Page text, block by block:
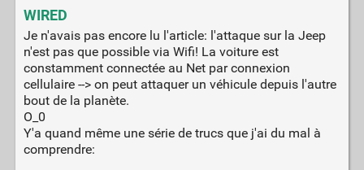
WIRED
Je n'avais pas encore lu l'article: l'attaque sur la Jeep
n'est pas que possible via Wifi! La voiture est
constamment connectée au Net par connexion
cellulaire --> on peut attaquer un véhicule depuis l'autre
bout de la planète.
O_0
Y'a quand même une série de trucs que j'ai du mal à
comprendre: